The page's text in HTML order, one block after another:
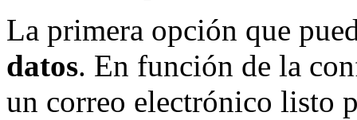
La primera opción que
datos. En función de la
un correo electrónico listo